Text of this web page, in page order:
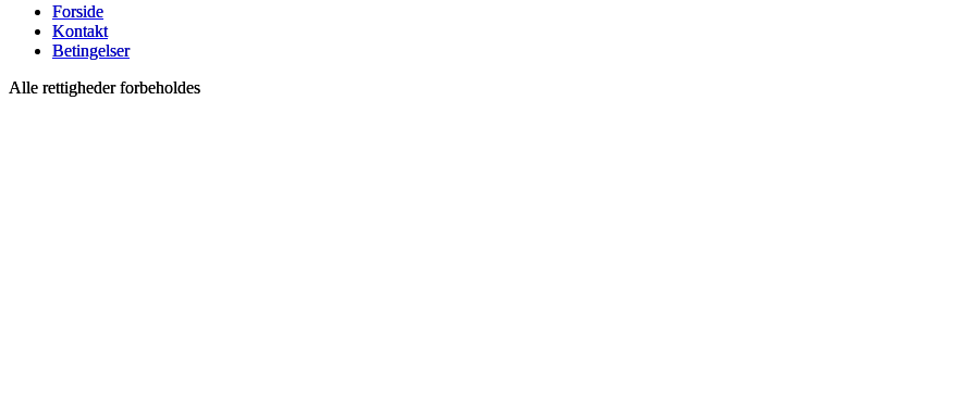
Forside
Kontakt
Betingelser
Alle rettigheder forbeholdes